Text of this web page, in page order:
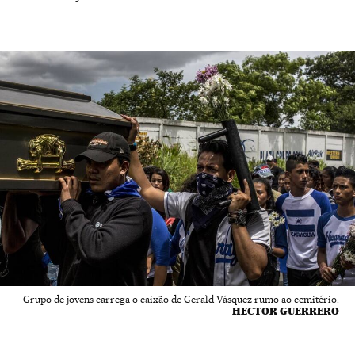
Grupo de jovens carrega o caixão de Gerald Vásquez rumo ao cemitério.
HECTOR GUERRERO